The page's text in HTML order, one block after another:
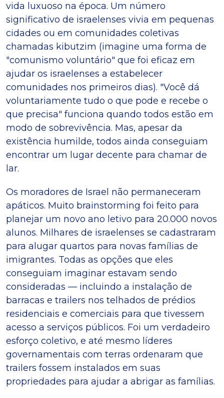
vida luxuoso na época. Um número
significativo de israelenses vivia em pequenas
cidades ou em comunidades coletivas
chamadas kibutzim (imagine uma forma de
"comunismo voluntário" que foi eficaz em
ajudar os israelenses a estabelecer
comunidades nos primeiros dias). "Você dá
voluntariamente tudo o que pode e recebe o
que precisa" funciona quando todos estão em
modo de sobrevivência. Mas, apesar da
existência humilde, todos ainda conseguiam
encontrar um lugar decente para chamar de
lar.
Os moradores de Israel não permaneceram
apáticos. Muito brainstorming foi feito para
planejar um novo ano letivo para 20.000 novos
alunos. Milhares de israelenses se cadastraram
para alugar quartos para novas famílias de
imigrantes. Todas as opções que eles
conseguiam imaginar estavam sendo
consideradas — incluindo a instalação de
barracas e trailers nos telhados de prédios
residenciais e comerciais para que tivessem
acesso a serviços públicos. Foi um verdadeiro
esforço coletivo, e até mesmo líderes
governamentais com terras ordenaram que
trailers fossem instalados em suas
propriedades para ajudar a abrigar as famílias.